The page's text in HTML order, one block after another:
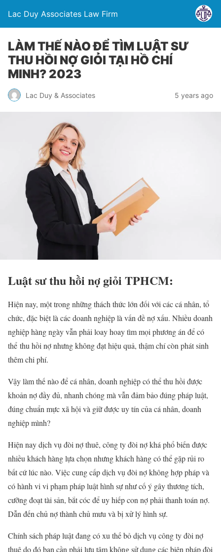
Lac Duy Associates Law Firm
LÀM THẾ NÀO ĐỂ TÌM LUẬT SƯ
THU HỒI NỢ GIỎI TẠI HỒ CHÍ
MINH? 2023
Lac Duy & Associates 5 years ago
Luật sư thu hồi nợ giỏi TPHCM:
Hiện nay, một trong những thách thức lớn đối với các cá nhân, tổ
chức, đặc biệt là các doanh nghiệp là vấn đề nợ xấu. Nhiều doanh
nghiệp hàng ngày vẫn phải loay hoay tìm mọi phương án để có
thể thu hồi nợ nhưng không đạt hiệu quả, thậm chí còn phát sinh
thêm chi phí.
Vậy làm thế nào để cá nhân, doanh nghiệp có thể thu hồi được
khoản nợ đầy đủ, nhanh chóng mà vẫn đảm bảo đúng pháp luật,
đúng chuẩn mực xã hội và giữ được uy tín của cá nhân, doanh
nghiệp mình?
Hiện nay dịch vụ đòi nợ thuê, công ty đòi nợ khá phổ biến được
nhiều khách hàng lựa chọn nhưng khách hàng có thể gặp rủi ro
bất cứ lúc nào. Việc cung cấp dịch vụ đòi nợ không hợp pháp và
có hành vi vi phạm pháp luật hình sự như cố ý gây thương tích,
cưỡng đoạt tài sản, bắt cóc để uy hiếp con nợ phải thanh toán nợ.
Dẫn đến chủ nợ thành chủ mưu và bị xử lý hình sự.
Chính sách pháp luật đang có xu thế bỏ dịch vụ công ty đòi nợ
thuê do đó bạn cần phải lưu tâm không sử dụng các biện pháp đòi